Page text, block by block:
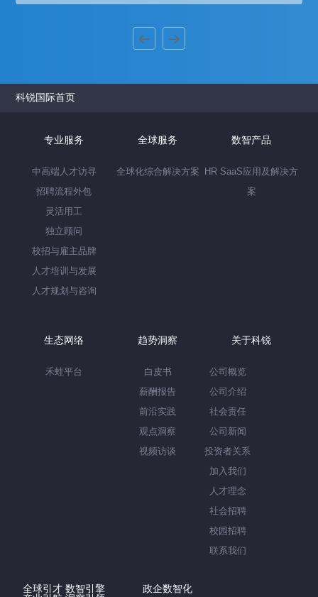
施，与新基建核心技术直接相关的行业人
块链、人工智能、数据服务、物联网、信
息安全几个领域。本文带来科锐薪酬报告
科锐国际首页
专业服务
中高端人才访寻
招聘流程外包
灵活用工
独立顾问
校招与雇主品牌
人才培训与发展
人才规划与咨询
全球服务
全球化综合解决方案
数智产品
HR SaaS应用及解决方
案
生态网络
禾蛙平台
趋势洞察
白皮书
薪酬报告
前沿实践
观点洞察
视频访谈
关于科锐
公司概览
公司介绍
社会责任
公司新闻
投资者关系
加入我们
人才理念
社会招聘
校园招聘
联系我们
全球引才 数智引擎
政企数智化